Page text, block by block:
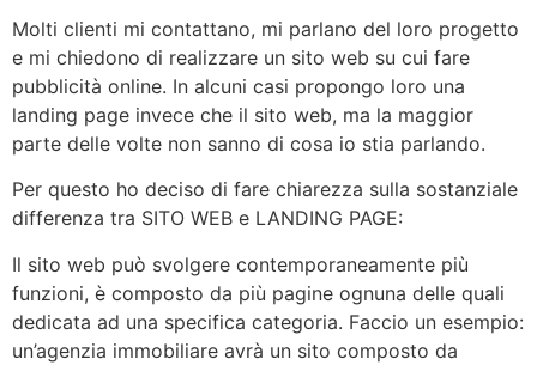
Molti clienti mi contattano, mi parlano del loro progetto
e mi chiedono di realizzare un sito web su cui fare
pubblicità online. In alcuni casi propongo loro una
landing page invece che il sito web, ma la maggior
parte delle volte non sanno di cosa io stia parlando.
Per questo ho deciso di fare chiarezza sulla sostanziale
differenza tra SITO WEB e LANDING PAGE:
Il sito web può svolgere contemporaneamente più
funzioni, è composto da più pagine ognuna delle quali
dedicata ad una specifica categoria. Faccio un esempio:
un’agenzia immobiliare avrà un sito composto da